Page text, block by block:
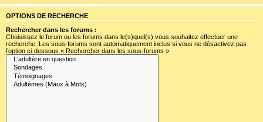
OPTIONS DE RECHERCHE
Rechercher dans les forums :
Choisissez le forum ou les forums dans le(s)quel(s) vous souhaitez effectuer une
recherche. Les sous-forums sont automatiquement inclus si vous ne désactivez pas
l’option ci-dessous « Rechercher dans les sous-forums ».